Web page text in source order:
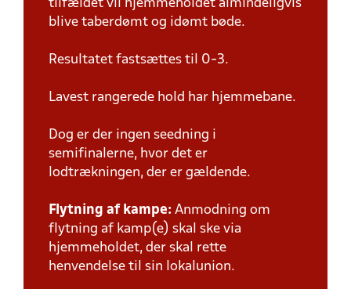
tilfældet vil hjemmeholdet almindeligvis
blive taberdømt og idømt bøde.
Resultatet fastsættes til 0-3.
Lavest rangerede hold har hjemmebane.
Dog er der ingen seedning i
semifinalerne, hvor det er
lodtrækningen, der er gældende.
Flytning af kampe: Anmodning om
flytning af kamp(e) skal ske via
hjemmeholdet, der skal rette
henvendelse til sin lokalunion.